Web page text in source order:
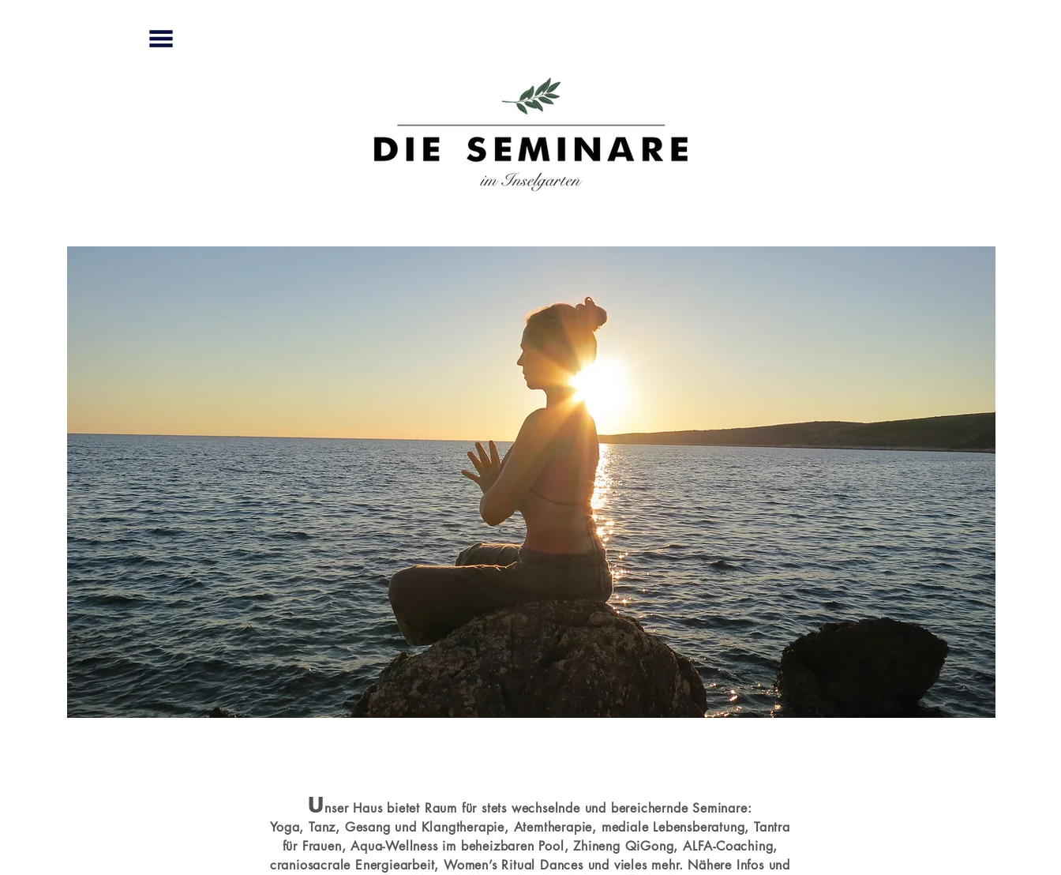
Unser Haus bietet Raum für stets wechselnde und bereichernde Seminare:
Yoga, Tanz, Gesang und Klangtherapie, Atemtherapie, mediale Lebensberatung, Tantra
für Frauen, Aqua-Wellness im beheizbaren Pool, Zhineng QiGong, ALFA-Coaching,
craniosacrale Energiearbeit, Women’s Ritual Dances und vieles mehr. Nähere Infos und